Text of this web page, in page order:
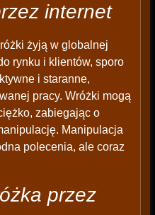
internet
żyją w globalnej
rynku i klientów, sporo
i staranne,
pracy. Wróżki mogą
zabiegając o
Manipulacja
polecenia, ale coraz
przez